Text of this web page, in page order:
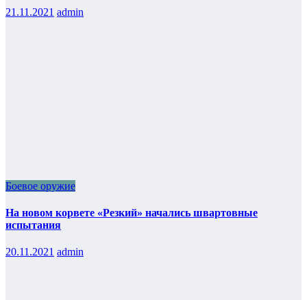
21.11.2021 admin
Боевое оружие
На новом корвете «Резкий» начались швартовные
испытания
20.11.2021 admin